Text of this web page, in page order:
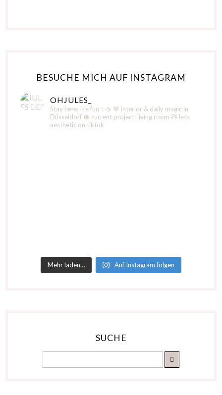
BESUCHE MICH AUF INSTAGRAM
OHJULES_
Stay here, it’s fun ✨☕️ 🤎 interior & daily magic in
Düsseldorf 🪩 current project: living room 🧸 less
aesthetic on tiktok
Mehr laden… Auf Instagram folgen
SUCHE